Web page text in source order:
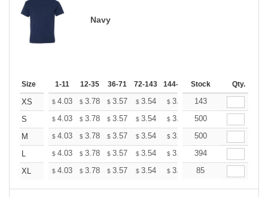
Navy
Size 1-11 12-35 36-71 72-143 144-287 288 + More
Stock Qty.
XS $ 4.03 $ 3.78 $ 3.57 $ 3.54 $ 3.48 $3.45
143
S
$ 4.03 $ 3.78 $ 3.57 $ 3.54 $ 3.48 $3.45
500
M
$ 4.03 $ 3.78 $ 3.57 $ 3.54 $ 3.48 $3.45
500
L
$ 4.03 $ 3.78 $ 3.57 $ 3.54 $ 3.48 $3.45
394
XL
$ 4.03 $ 3.78 $ 3.57 $ 3.54 $ 3.48 $3.45
85